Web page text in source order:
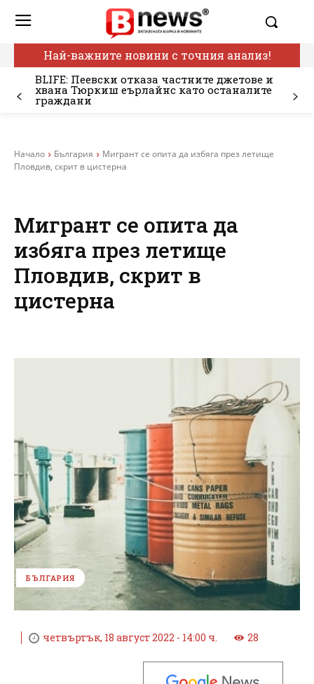
Най-важните новини с точния анализ!
BLIFE: Пеевски отказа частните джетове и
хвана Тюркиш еърлайнс като останалите
граждани
Начало България
Мигрант се опита да избяга през летище
Пловдив, скрит в цистерна
Мигрант се опита да
избяга през летище
Пловдив, скрит в
цистерна
БЪЛГАРИЯ
четвъртък, 18 август 2022 - 14:00 ч. 28